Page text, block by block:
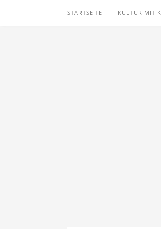
STARTSEITE KULTUR MIT